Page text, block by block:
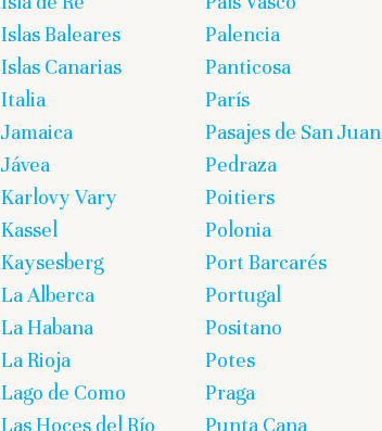
Islas Baleares
Islas Canarias
Italia
Jamaica
Jávea
Karlovy Vary
Kassel
Kaysesberg
La Alberca
La Habana
La Rioja
Lago de Como
Las Hoces del Río
Palencia
Panticosa
París
Pasajes de San Juan
Pedraza
Poitiers
Polonia
Port Barcarés
Portugal
Positano
Potes
Praga
Punta Cana